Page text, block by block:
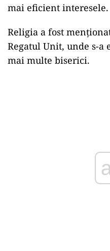
mai eficient interesele.
Religia a fost
Regatul Unit, unde s-
mai multe biserici.